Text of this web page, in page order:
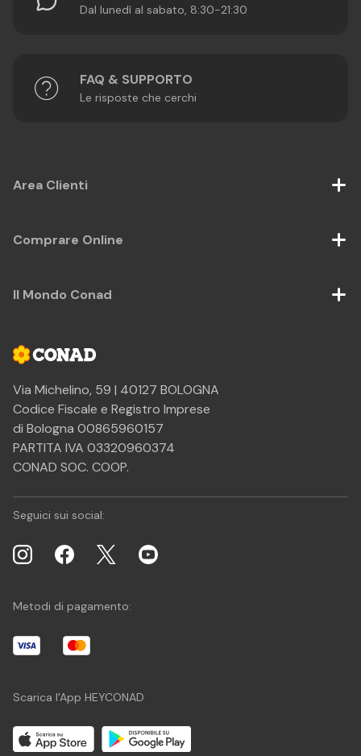
Dal lunedì al sabato, 8:30-21:30
FAQ & SUPPORTO
Le risposte che cerchi
Via Michelino, 59 | 40127 BOLOGNA
Codice Fiscale e Registro Imprese
di Bologna 00865960157
PARTITA IVA 03320960374
CONAD SOC. COOP.
Area Clienti
Comprare Online
Il Mondo Conad
Seguici sui social:
Metodi di pagamento:
Scarica l'App HEYCONAD